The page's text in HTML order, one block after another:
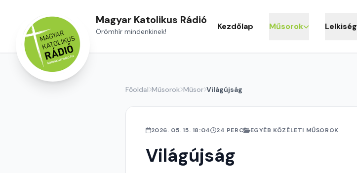
Magyar Katolikus Rádió
Örömhír mindenkinek! Kezdőlap Műsorok Lelkiség
Főoldal Műsorok Műsor Világújság
2026. 05. 15. 18:04 24 PERC EGYÉB KÖZÉLETI MŰSOROK
Világújság